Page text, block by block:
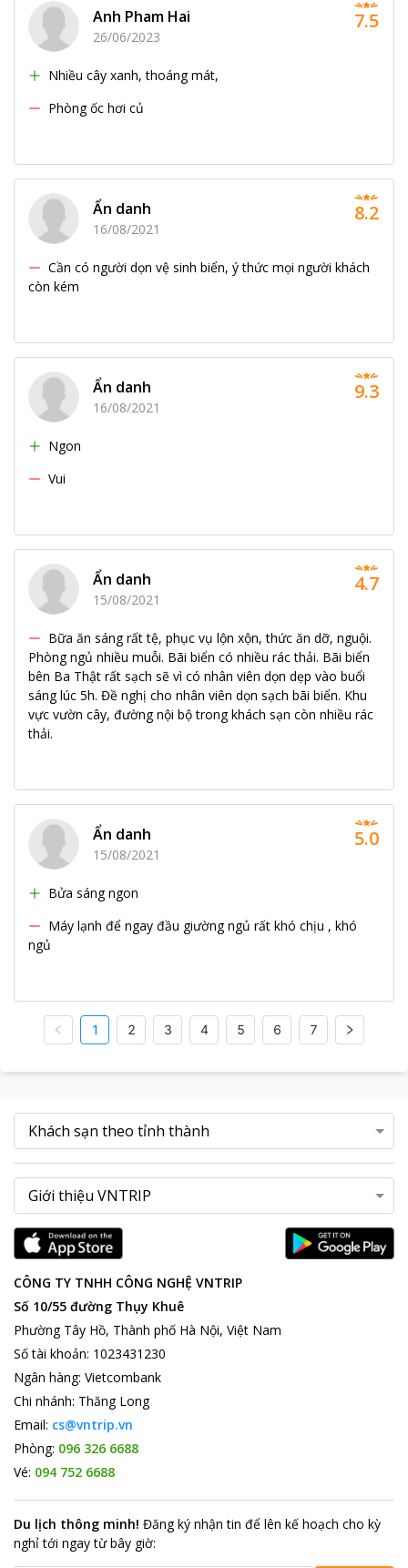
Anh Pham Hai
26/06/2023
Nhiều cây xanh, thoáng mát,
Phòng ốc hơi củ
7.5
Ẩn danh
16/08/2021
Cần có người dọn vệ sinh biển, ý thức mọi người khách
còn kém
8.2
Ẩn danh
16/08/2021
Ngon
Vui
9.3
Ẩn danh
15/08/2021
Bữa ăn sáng rất tệ, phục vụ lộn xộn, thức ăn dỡ, nguội.
Phòng ngủ nhiều muỗi. Bãi biển có nhiều rác thải. Bãi biển
bên Ba Thật rất sạch sẽ vì có nhân viên dọn dẹp vào buổi
sáng lúc 5h. Đề nghị cho nhân viên dọn sạch bãi biển. Khu
vực vườn cây, đường nội bộ trong khách sạn còn nhiều rác
thải.
4.7
Ẩn danh
15/08/2021
Bửa sáng ngon
Máy lạnh để ngay đầu giường ngủ rất khó chịu , khó
ngủ
5.0
1 2 3 4 5 6 7
CÔNG TY TNHH CÔNG NGHỆ VNTRIP
Số 10/55 đường Thụy Khuê
Phường Tây Hồ, Thành phố Hà Nội, Việt Nam
Số tài khoản: 1023431230
Ngân hàng: Vietcombank
Chi nhánh: Thăng Long
Email: cs@vntrip.vn
Phòng: 096 326 6688
Vé: 094 752 6688
Du lịch thông minh! Đăng ký nhận tin để lên kế hoạch cho kỳ
nghỉ tới ngay từ bây giờ: